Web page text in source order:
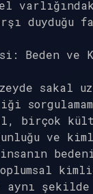
duyduğu
Beden ve
sakal
birçok
ve
şekilde